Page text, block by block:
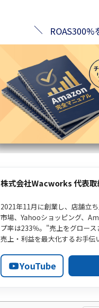
株式会社Wacworks 代表取
2021年11月に創業し、店舗立
市場、Yahooショッピング、
プ率は233％。"売上をグロー
売上・利益を最大化するお手伝
YouTube